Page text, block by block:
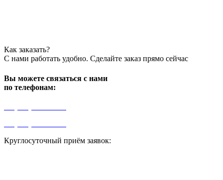
Как заказать?
С нами работать удобно. Сделайте заказ прямо сейчас
Вы можете связаться с нами
по телефонам:
Круглосуточный приём заявок: